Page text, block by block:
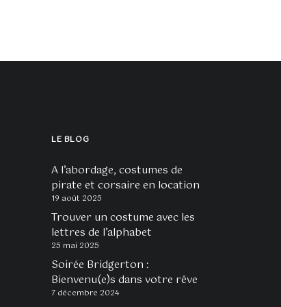
LE BLOG
A l’abordage, costumes de
pirate et corsaire en location
19 août 2025
Trouver un costume avec les
lettres de l’alphabet
25 mai 2025
Soirée Bridgerton :
Bienvenu(e)s dans votre rêve
7 décembre 2024